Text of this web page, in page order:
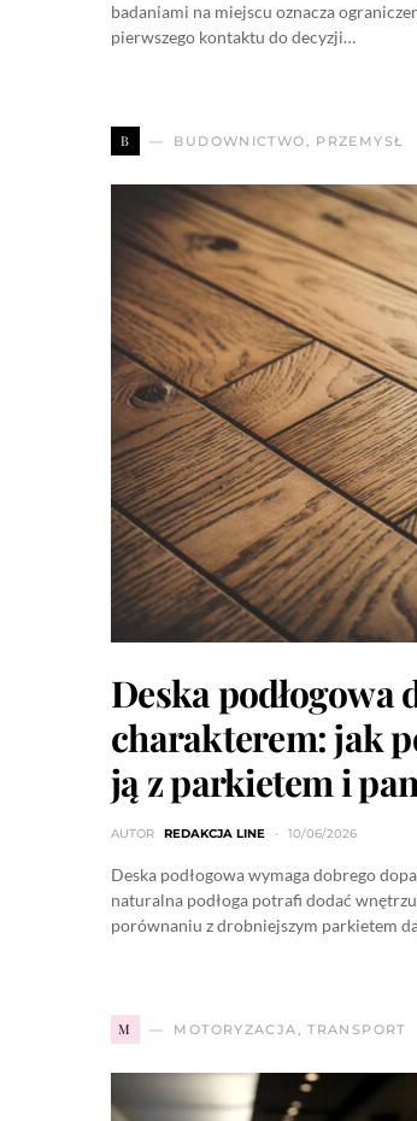
badaniami na miejscu oznacza
pierwszego kontaktu do decyzji…
B BUDOWNICTWO, PRZEMYSŁ
Deska podłogowa
charakterem: jak
ją z parkietem i
AUTOR REDAKCJA LINE 10/06/2026
Deska podłogowa wymaga dobrego
naturalna podłoga potrafi dodać
porównaniu z drobniejszym parkietem
M MOTORYZACJA, TRANSPORT